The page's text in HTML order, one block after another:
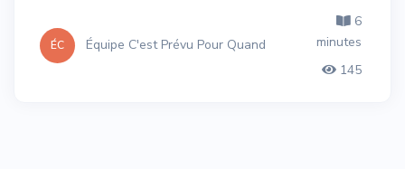
ÉC Équipe C'est Prévu Pour Quand
6
minutes
145